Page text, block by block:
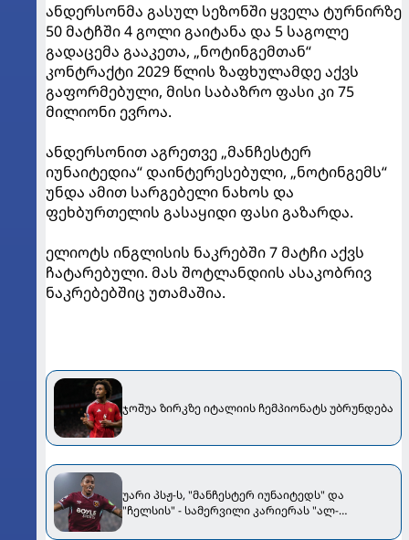
ანდერსონმა გასულ სეზონში ყველა ტურნირზე
50 მატჩში 4 გოლი გაიტანა და 5 საგოლე
გადაცემა გააკეთა, „ნოტინგემთან“
კონტრაქტი 2029 წლის ზაფხულამდე აქვს
გაფორმებული, მისი საბაზრო ფასი კი 75
მილიონი ევროა.
ანდერსონით აგრეთვე „მანჩესტერ
იუნაიტედია“ დაინტერესებული, „ნოტინგემს“
უნდა ამით სარგებელი ნახოს და
ფეხბურთელის გასაყიდი ფასი გაზარდა.
ელიოტს ინგლისის ნაკრებში 7 მატჩი აქვს
ჩატარებული. მას შოტლანდიის ასაკობრივ
ნაკრებებშიც უთამაშია.
ჯოშუა ზირკზე იტალიის ჩემპიონატს უბრუნდება
უარი პსჟ-ს, "მანჩესტერ იუნაიტედს" და
"ჩელსის" - სამერვილი კარიერას "ალ-